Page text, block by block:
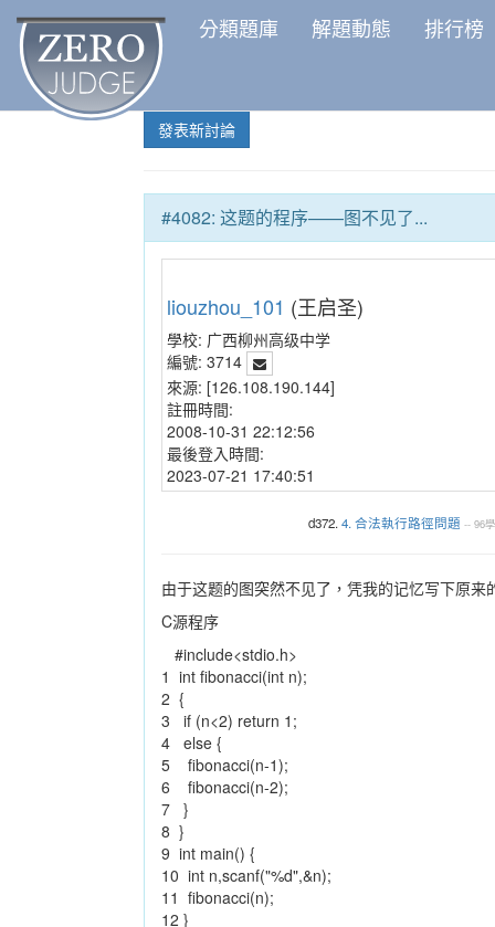
分類題庫 解題動態 排行榜
發表新討論
#4082: 这题的程序——图不见了...
liouzhou_101 (王启圣)
學校: 广西柳州高级中学
編號: 3714
來源: [126.108.190.144]
註冊時間:
2008-10-31 22:12:56
最後登入時間:
2023-07-21 17:40:51
d372.4. 合法執行路徑問題 -- 96
由于这题的图突然不见了，凭我的记忆写下原来
C源程序
#include<stdio.h>
1 int fibonacci(int n);
2 {
3 if (n<2) return 1;
4 else {
5 fibonacci(n-1);
6 fibonacci(n-2);
7 }
8 }
9 int main() {
10 int n,scanf("%d",&n);
11 fibonacci(n);
12 }